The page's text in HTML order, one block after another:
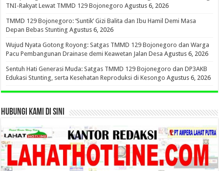
TNI-Rakyat Lewat TMMD 129 Bojonegoro Agustus 6, 2026
TMMD 129 Bojonegoro: ‘Suntik’ Gizi Balita dan Ibu Hamil Demi Masa
Depan Bebas Stunting Agustus 6, 2026
Wujud Nyata Gotong Royong: Satgas TMMD 129 Bojonegoro dan Warga
Pacu Pembangunan Drainase demi Keawetan Jalan Desa Agustus 6, 2026
Sentuh Hati Generasi Muda: Satgas TMMD 129 Bojonegoro dan DP3AKB
Edukasi Stunting, serta Kesehatan Reproduksi di Kesongo Agustus 6, 2026
HUBUNGI KAMI DI SINI